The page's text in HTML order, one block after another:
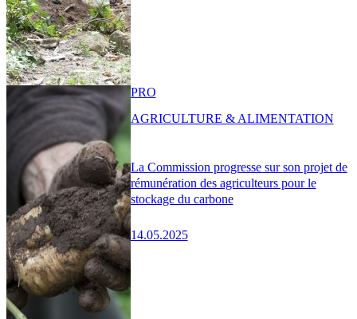
La Commission progresse sur son projet de
rémunération des agriculteurs pour le
stockage du carbone
14.05.2025
PRO
AGRICULTURE & ALIMENTATION